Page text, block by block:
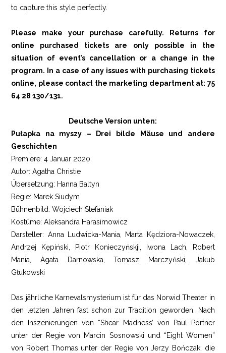
to capture this style perfectly.
Please make your purchase carefully. Returns for
online purchased tickets are only possible in the
situation of event’s cancellation or a change in the
program. In a case of any issues with purchasing tickets
online, please contact the marketing department at: 75
64 28 130/131.
Deutsche Version unten:
Pułapka na myszy – Drei bilde Mäuse und andere
Geschichten
Premiere: 4 Januar 2020
Autor: Agatha Christie
Übersetzung: Hanna Baltyn
Regie: Marek Siudym
Bühnenbild: Wojciech Stefaniak
Kostüme: Aleksandra Harasimowicz
Darsteller: Anna Ludwicka-Mania, Marta Kędziora-Nowaczek,
Andrzej Kępiński, Piotr Konieczyńskji, Iwona Lach, Robert
Mania, Agata Darnowska, Tomasz Marczyński, Jakub
Głukowski
Das jährliche Karnevalsmysterium ist für das Norwid Theater in
den letzten Jahren fast schon zur Tradition geworden. Nach
den Inszenierungen von “Shear Madness’ von Paul Pörtner
unter der Regie von Marcin Sosnowski und “Eight Women”
von Robert Thomas unter der Regie von Jerzy Bończak, die